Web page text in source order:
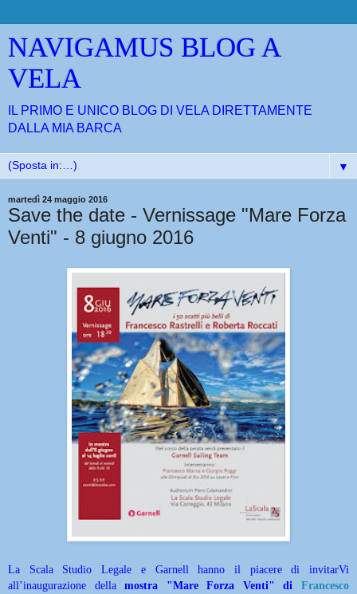
NAVIGAMUS BLOG A
VELA
IL PRIMO E UNICO BLOG DI VELA DIRETTAMENTE
DALLA MIA BARCA
▼
martedì 24 maggio 2016
Save the date - Vernissage "Mare Forza
Venti" - 8 giugno 2016
La Scala Studio Legale e Garnell hanno il piacere di invitarVi
all’inaugurazione dellamostra "Mare Forza Venti" diFrancesco